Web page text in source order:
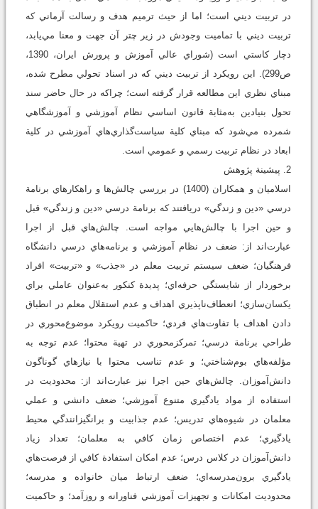
در تربيت ديني است؛ اما از حيث ترميم هدف و رسالت آرماني که
تربيت ديني با تماميت وجودش در زير چتر آن جهت و معنا مي‌يابد،
دچار کاستي است (شوراي عالي آموزش و پرورش ايران، 1390،
ص299). اين رويکرد از تربيت ديني که در اسناد تحولي مطرح شده،
مبناي نظري اين مطالعه قرار گرفته است؛ چراکه در حال حاضر سند
تحول بنيادين به‌مثابة قانون اساسي نظام آموزشي و آموزشگاهي
شمرده مي‌شود که مبناي کلية سياست‌گذاري‌هاي آموزشي در کلية
ابعاد در نظام تربيت رسمي و عمومي است.
2. پيشينة پژوهش
اسلاميان و همكاران (1400) در بررسي چالش‌ها و راهكارهاي برنامة
درسي «دين و زندگي» دريافتند كه برنامة درسي «دين و زندگي» قبل
و حين اجرا با چالش‌هايي مواجه است. چالش‌هاي قبل از اجرا
عبارت‌اند از: ضعف در نظام آموزشي و برنامه‌هاي درسي دانشگاه
فرهنگيان؛ ضعف سيستم تربيت معلم در «جذب» و «تربيت» افراد
برخوردار از شايستگي حرفه‌اي؛ پديدة كنكور به‌عنوان عاملي براي
يكسان‌سازي؛ انعطاف‌ناپذيري اهداف و عدم استقلال معلم در انطباق
دادن اهداف با تفاوت‌هاي فردي؛ حاكميت رويكرد موضوع‌محوري در
طراحي برنامة درسي؛ تمركزمحوري در تهية محتوا؛ عدم توجه به
مؤلفه‌هاي بوم‌شناختي؛ و عدم تناسب محتوا با نيازهاي گوناگون
دانش‌آموزان. چالش‌هاي حين اجرا نيز عبارت‌اند از: محدوديت در
استفاده از مواد يادگيري متنوع آموزشي؛ ضعف دانشي و عملي
معلمان در شيوه‌هاي تدريس؛ عدم جذابيت و برانگيزانندگي محيط
يادگيري؛ عدم اختصاص زمان كافي به معلمان؛ تعداد زياد
دانش‌آموزان در كلاس درس؛ عدم امكان استفادة كافي از فرصت‌هاي
يادگيري برون‌مدرسه‌اي؛ ضعف ارتباط ميان خانواده و مدرسه؛
محدوديت امكانات و تجهيزات آموزشي فناورانه و روزآمد؛ و حاكميت